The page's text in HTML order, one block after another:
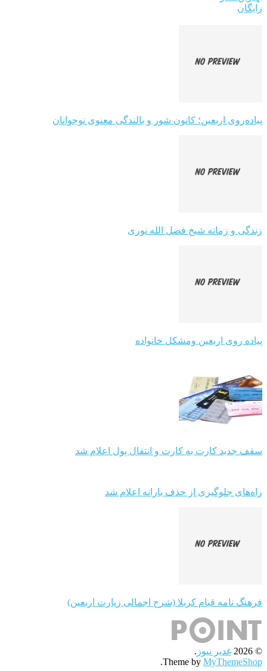
رایگان
پیاده‌روی اربعین؛ کانون شور و بالندگی معنوی نوجوانان
زندگی و زمانه شیخ فضل الله نوری
پیاده روی اربعین ومشکل خانواده
سقف جدید کارت به کارت و انتقال پول اعلام شد
راه‌های جلوگیری از حذف یارانه اعلام شد
فرهنگ نامه قیام کربلا (شرح اجمالی زیارت اربعین)
© 2026 غدیر نیوز .
Theme by MyThemeShop
.